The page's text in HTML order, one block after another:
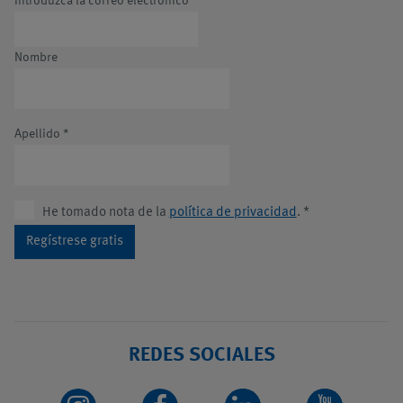
Nombre
Apellido *
He tomado nota de la política de privacidad . *
Regístrese gratis
REDES SOCIALES